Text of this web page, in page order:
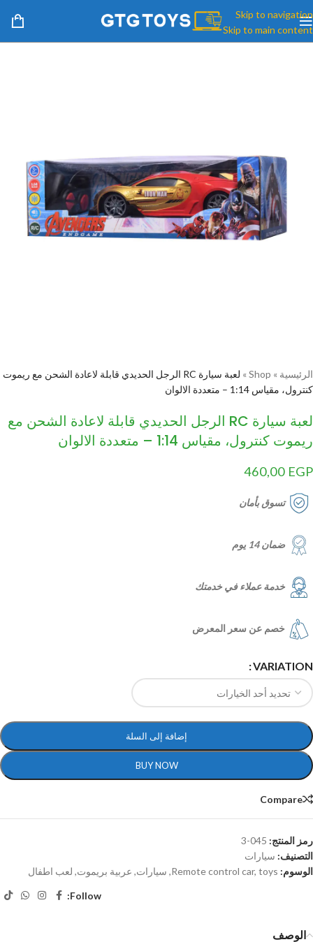
Skip to navigation
Skip to main content
الرئيسية »
Shop
»
لعبة سيارة RC الرجل الحديدي قابلة لاعادة الشحن مع ريموت
كنترول، مقياس 1:14 – متعددة الالوان
لعبة سيارة RC الرجل الحديدي قابلة لاعادة الشحن مع
ريموت كنترول، مقياس 1:14 – متعددة الالوان
460,00 EGP
تسوق بأمان
ضمان 14 يوم
خدمة عملاء في خدمتك
خصم عن سعر المعرض
VARIATION
إضافة إلى السلة
BUY NOW
Compare
رمز المنتج: 045-3
التصنيف: سيارات
الوسوم:
Remote control car, toys
, سيارات, عربية بريموت, لعب اطفال
Follow:
الوصف